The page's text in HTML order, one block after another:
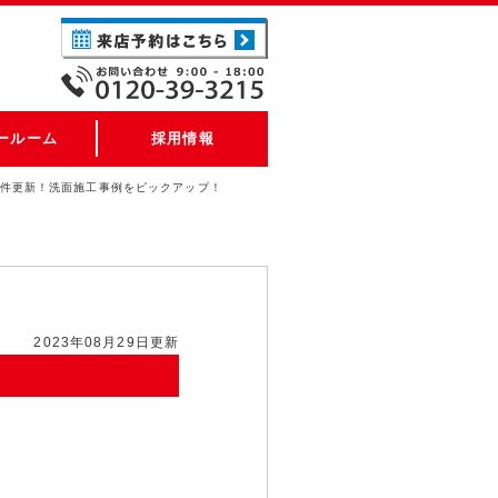
ルーム 採用情報
新！洗面施工事例をピックアップ！
2023年08月29日更新